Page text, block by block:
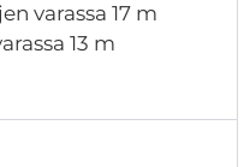
varassa 17 m
13 m